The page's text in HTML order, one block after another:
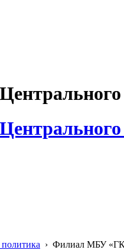
› Филиал МБУ